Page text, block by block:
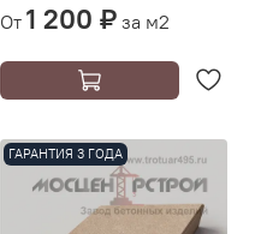
От 1 200 ₽ за м2
ГАРАНТИЯ 3 ГОДА